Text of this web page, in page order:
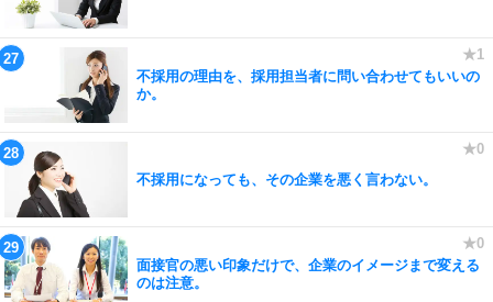
不採用の理由を、採用担当者に問い合わせてもいいの
か。
不採用になっても、その企業を悪く言わない。
面接官の悪い印象だけで、企業のイメージまで変える
のは注意。